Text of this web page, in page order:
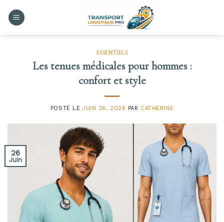
ESSENTIELS
Les tenues médicales pour hommes :
confort et style
POSTÉ LE JUIN 26, 2026 PAR CATHERINE
26
Juin